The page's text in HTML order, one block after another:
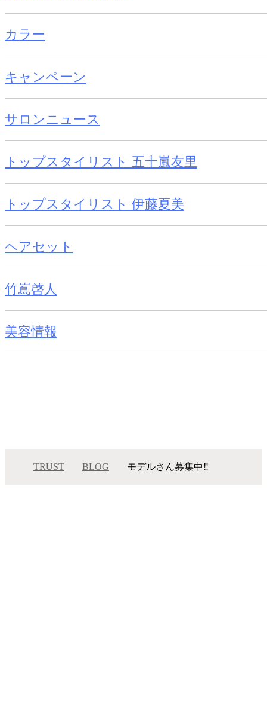
カラー
キャンペーン
サロンニュース
トップスタイリスト 五十嵐友里
トップスタイリスト 伊藤夏美
ヘアセット
竹嶌啓人
美容情報
TRUST BLOG モデルさん募集中‼️